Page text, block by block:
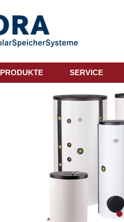
PRODUKTE SERVICE